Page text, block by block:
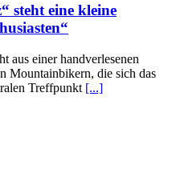
steht eine kleine
aus einer handverlesenen
Mountainbikern, die sich das
Treffpunkt [...]